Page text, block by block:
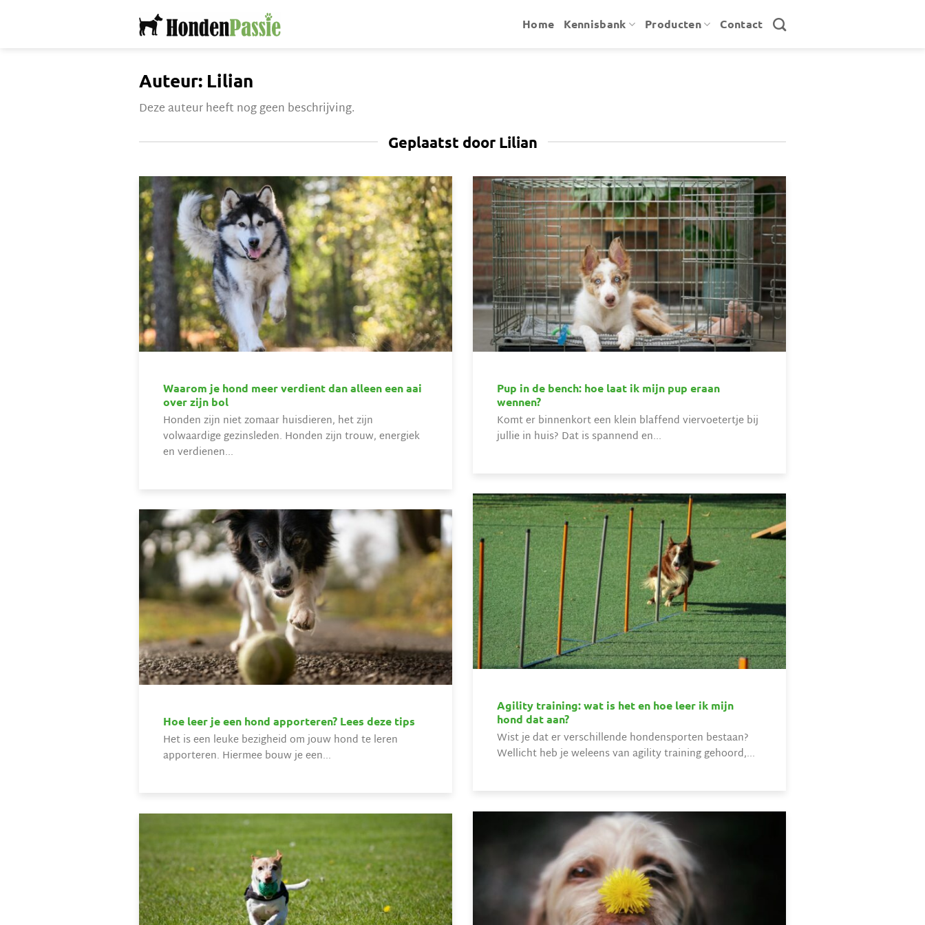
Home Kennisbank Producten Contact
Auteur: Lilian
Deze auteur heeft nog geen beschrijving.
Geplaatst door Lilian
Waarom je hond meer verdient dan alleen een aai
over zijn bol
Honden zijn niet zomaar huisdieren, het zijn
volwaardige gezinsleden. Honden zijn trouw, energiek
en verdienen...
Pup in de bench: hoe laat ik mijn pup eraan
wennen?
Komt er binnenkort een klein blaffend viervoetertje bij
jullie in huis? Dat is spannend en...
Agility training: wat is het en hoe leer ik mijn
hond dat aan?
Wist je dat er verschillende hondensporten bestaan?
Wellicht heb je weleens van agility training gehoord,...
Hoe leer je een hond apporteren? Lees deze tips
Het is een leuke bezigheid om jouw hond te leren
apporteren. Hiermee bouw je een...